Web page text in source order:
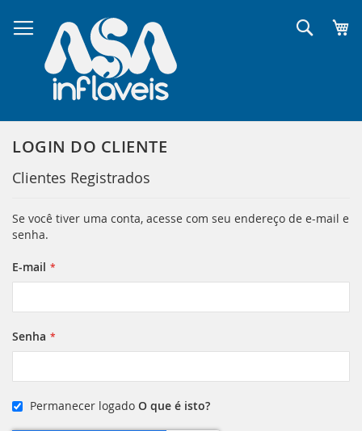
para
o
conteúdo
LOGIN DO CLIENTE
Clientes Registrados
Se você tiver uma conta, acesse com seu endereço de e-mail e
senha.
E-mail
Senha
Permanecer logado O que é isto?